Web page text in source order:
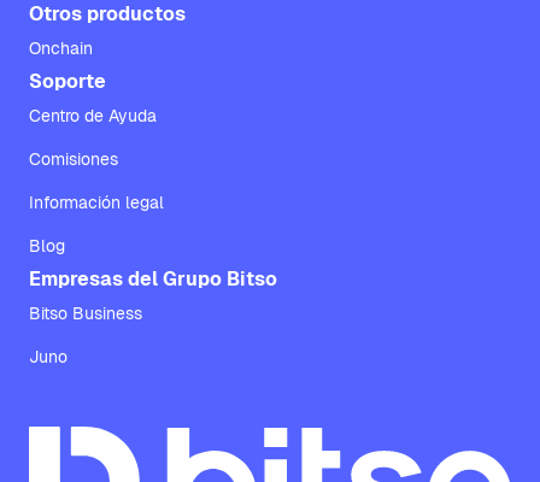
Otros productos
Onchain
Soporte
Centro de Ayuda
Comisiones
Información legal
Blog
Empresas del Grupo Bitso
Bitso Business
Juno